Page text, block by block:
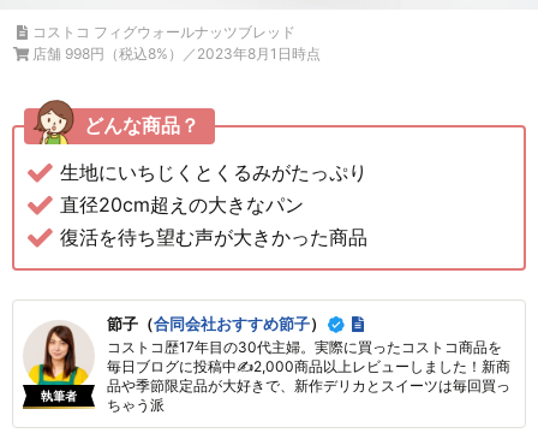
コストコ フィグウォールナッツブレッド
店舗 998円（税込8%）／2023年8月1日時点
どんな商品？
生地にいちじくとくるみがたっぷり
直径20cm超えの大きなパン
復活を待ち望む声が大きかった商品
執筆者
節子（合同会社おすすめ節子）
コストコ歴17年目の30代主婦。実際に買ったコストコ商品を
毎日ブログに投稿中✍2,000商品以上レビューしました！新商
品や季節限定品が大好きで、新作デリカとスイーツは毎回買っ
ちゃう派